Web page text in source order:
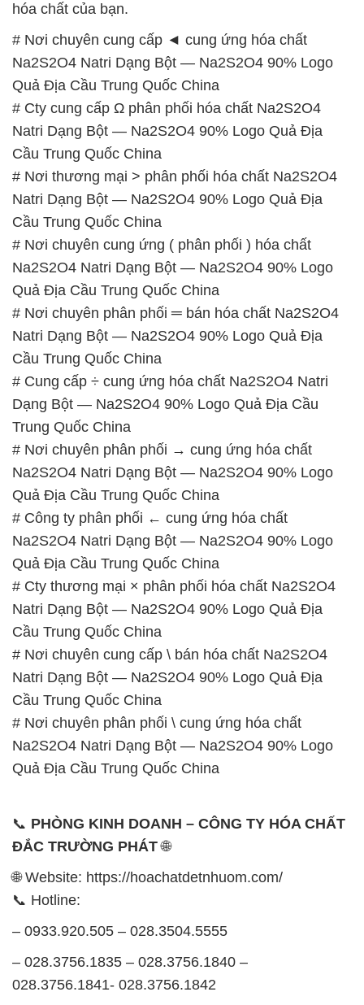
hóa chất của bạn.
# Nơi chuyên cung cấp ◄ cung ứng hóa chất
Na2S2O4 Natri Dạng Bột — Na2S2O4 90% Logo
Quả Địa Cầu Trung Quốc China
# Cty cung cấp Ω phân phối hóa chất Na2S2O4
Natri Dạng Bột — Na2S2O4 90% Logo Quả Địa
Cầu Trung Quốc China
# Nơi thương mại > phân phối hóa chất Na2S2O4
Natri Dạng Bột — Na2S2O4 90% Logo Quả Địa
Cầu Trung Quốc China
# Nơi chuyên cung ứng ( phân phối ) hóa chất
Na2S2O4 Natri Dạng Bột — Na2S2O4 90% Logo
Quả Địa Cầu Trung Quốc China
# Nơi chuyên phân phối ═ bán hóa chất Na2S2O4
Natri Dạng Bột — Na2S2O4 90% Logo Quả Địa
Cầu Trung Quốc China
# Cung cấp ÷ cung ứng hóa chất Na2S2O4 Natri
Dạng Bột — Na2S2O4 90% Logo Quả Địa Cầu
Trung Quốc China
# Nơi chuyên phân phối → cung ứng hóa chất
Na2S2O4 Natri Dạng Bột — Na2S2O4 90% Logo
Quả Địa Cầu Trung Quốc China
# Công ty phân phối ← cung ứng hóa chất
Na2S2O4 Natri Dạng Bột — Na2S2O4 90% Logo
Quả Địa Cầu Trung Quốc China
# Cty thương mại × phân phối hóa chất Na2S2O4
Natri Dạng Bột — Na2S2O4 90% Logo Quả Địa
Cầu Trung Quốc China
# Nơi chuyên cung cấp \ bán hóa chất Na2S2O4
Natri Dạng Bột — Na2S2O4 90% Logo Quả Địa
Cầu Trung Quốc China
# Nơi chuyên phân phối \ cung ứng hóa chất
Na2S2O4 Natri Dạng Bột — Na2S2O4 90% Logo
Quả Địa Cầu Trung Quốc China
📞 PHÒNG KINH DOANH – CÔNG TY HÓA CHẤT
ĐẮC TRƯỜNG PHÁT🌐
🌐 Website: https://hoachatdetnhuom.com/
📞 Hotline:
– 0933.920.505 – 028.3504.5555
– 028.3756.1835 – 028.3756.1840 –
028.3756.1841- 028.3756.1842